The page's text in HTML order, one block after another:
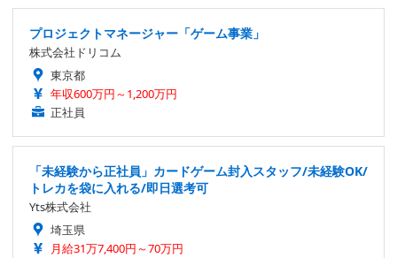
プロジェクトマネージャー「ゲーム事業」
株式会社ドリコム
東京都
年収600万円～1,200万円
正社員
「未経験から正社員」カードゲーム封入スタッフ/未経験OK/
トレカを袋に入れる/即日選考可
Yts株式会社
埼玉県
月給31万7,400円～70万円